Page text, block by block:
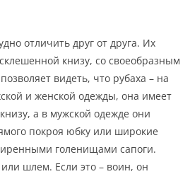
отличить друг от друга. Их
книзу, со своеобразным
видеть, что рубаха – на
и женской одежды, она имеет
а в мужской одежде они
покроя юбку или широкие
голенищами сапоги.
шлем. Если это – воин, он